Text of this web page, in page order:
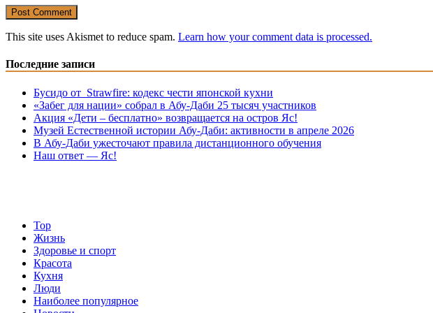
This site uses Akismet to reduce spam. Learn how your comment data is processed.
Последние записи
Бусидо от Strawfire: кодекс чести японской кухни
«Забег для нации» собрал в Абу-Даби 25 тысяч участников
Акция «Дети – бесплатно» возвращается на остров Яс!
Музей Eстественной истории Абу-Даби: активности в апреле 2026
В Абу-Даби ужесточают правила дистанционного обучения
Наш ответ — Яс!
Top
Жизнь
Здоровье и спорт
Красота
Кухня
Люди
Наиболее популярное